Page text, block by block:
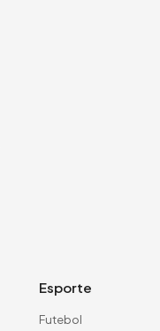
Esporte
Futebol